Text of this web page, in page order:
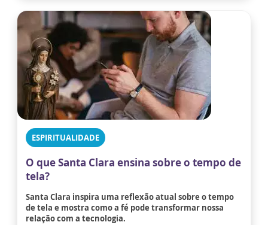
ESPIRITUALIDADE
O que Santa Clara ensina sobre o tempo de
tela?
Santa Clara inspira uma reflexão atual sobre o tempo
de tela e mostra como a fé pode transformar nossa
relação com a tecnologia.